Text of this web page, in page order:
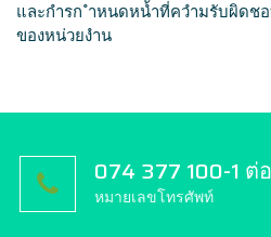
และกำรก ำหนดหน้ำที่ควำมรับผิดช
ของหน่วยงำน
074 377 100-1 ต่
หมายเลขโทรศัพท์